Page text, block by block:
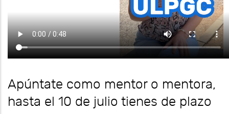
Apúntate como mentor o mentora,
hasta el 10 de julio tienes de plazo